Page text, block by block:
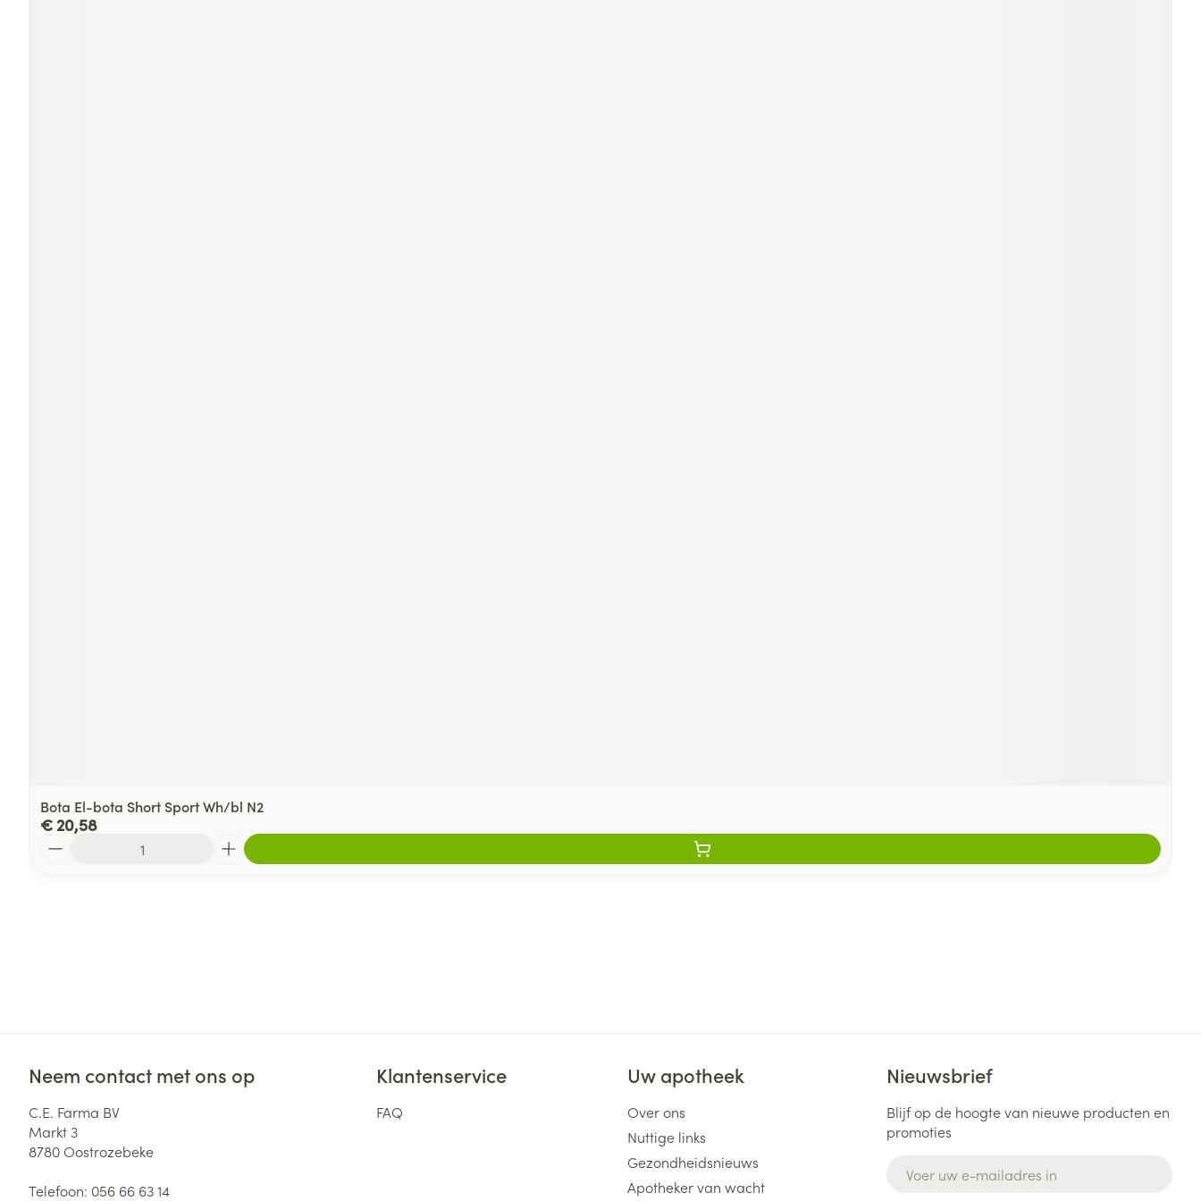
Bota El-bota Short Sport Wh/bl N2
€ 20,58
Neem contact met ons op
C.E. Farma BV
Markt 3
8780Oostrozebeke
Telefoon: 056 66 63 14
Klantenservice
FAQ
Uw apotheek
Over ons
Nuttige links
Gezondheidsnieuws
Apotheker van wacht
Nieuwsbrief
Blijf op de hoogte van nieuwe producten en
promoties